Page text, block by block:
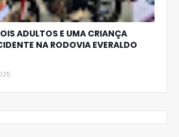
ADULTOS E UMA CRIANÇA
NA RODOVIA EVERALDO